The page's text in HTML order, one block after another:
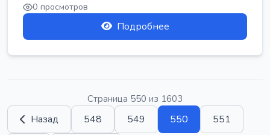
0 просмотров
Подробнее
Страница 550 из 1603
Назад 548 549 550 551